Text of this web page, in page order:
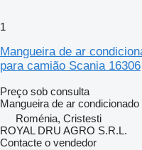
1
Mangueira de ar
para camião Scania 16306
Preço sob consulta
Mangueira de ar condicionado
Roménia, Cristesti
ROYAL DRU AGRO S.R.L.
Contacte o vendedor